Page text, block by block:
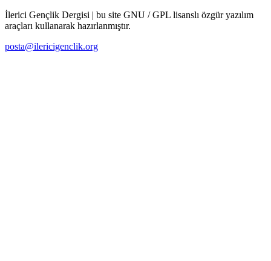
İlerici Gençlik Dergisi | bu site GNU / GPL lisanslı özgür yazılım
araçları kullanarak hazırlanmıştır.
posta@ilericigenclik.org